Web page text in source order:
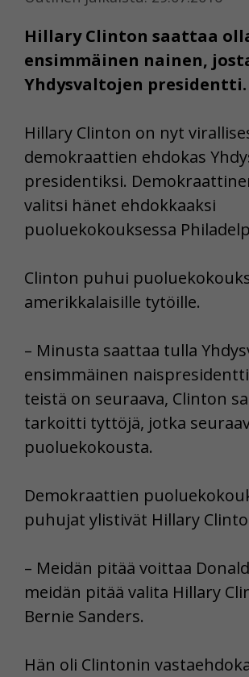
Hillary Clinton saattaa
ensimmäinen nainen,
Yhdysvaltojen presidentti.
Hillary Clinton on nyt
demokraattien ehdokas
presidentiksi.
valitsi hänet ehdokkaaksi
puoluekokouksessa
Clinton puhui
amerikkalaisille tytöille.
– Minusta saattaa tulla
ensimmäinen
teistä on seuraava, Clinton
tarkoitti tyttöjä, jotka
puoluekokousta.
Demokraattien
puhujat ylistivät Hillary
– Meidän pitää voittaa
meidän pitää valita Hillary
Bernie Sanders.
Hän oli Clintonin